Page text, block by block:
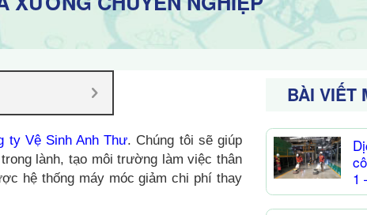
ty Vệ Sinh Anh Thư. Chúng tôi sẽ giúp
lành, tạo môi trường làm việc thân
hệ thống máy móc giảm chi phí thay
BÀI VIẾT
1